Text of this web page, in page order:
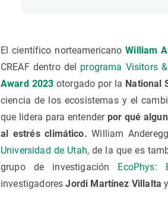
El científico norteamericanoWilliam
CREAF dentro del programa Visitors
Award 2023 otorgado por la National
ciencia de los ecosistemas y el
que lidera para entender por qué
al estrés climático. William
Universidad de Utah, de la que es
grupo de investigación EcoPhys:
investigadoresJordi Martínez Villalta y